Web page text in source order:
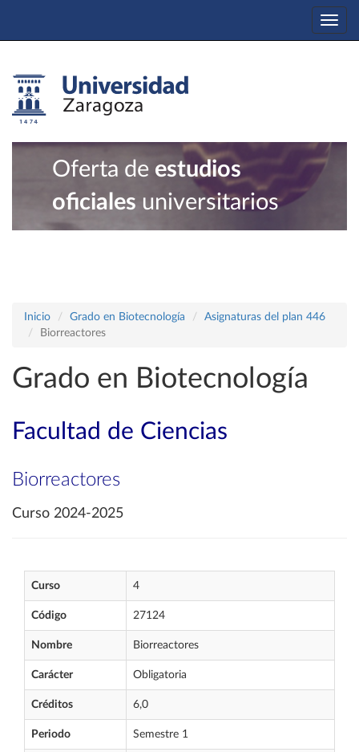
Oferta de estudios
oficiales universitarios
Inicio Grado en Biotecnología
Asignaturas del plan 446
Biorreactores
Grado en Biotecnología
Facultad de Ciencias
Biorreactores
Curso 2024-2025
Curso 4
Código 27124
Nombre Biorreactores
Carácter Obligatoria
Créditos 6,0
Periodo Semestre 1